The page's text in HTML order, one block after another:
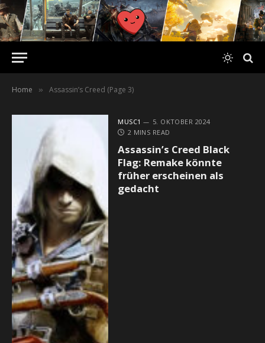
Home » Assassin’s Creed (Page 3)
MUSC1
5. OKTOBER 2024
2 MINS READ
Assassin’s Creed Black
Flag: Remake könnte
früher erscheinen als
gedacht